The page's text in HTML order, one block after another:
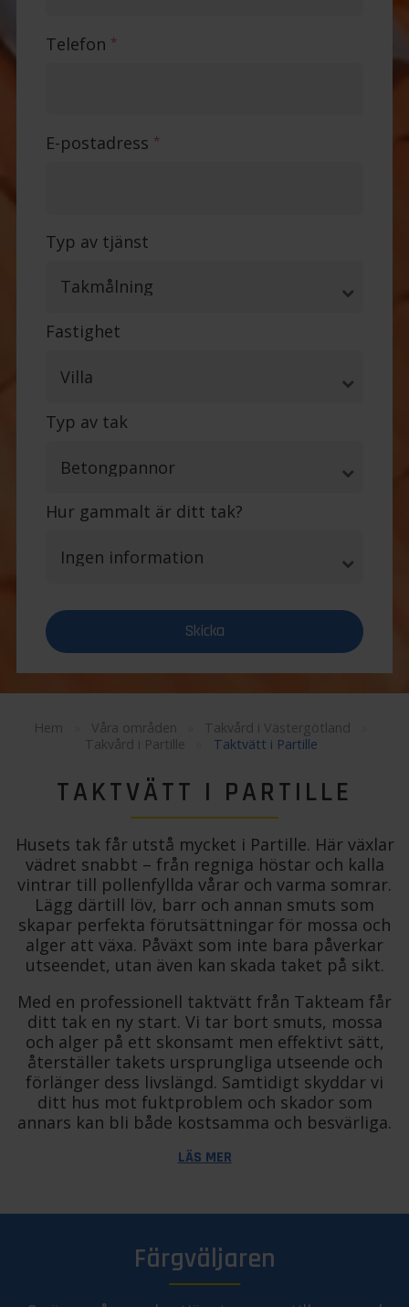
Telefon *
E-postadress *
Typ av tjänst
Fastighet
Typ av tak
Hur gammalt är ditt tak?
Hem Våra områden Takvård i Västergötland
Takvård i Partille
Taktvätt i Partille
TAKTVÄTT I PARTILLE
Husets tak får utstå mycket i Partille. Här växlar
vädret snabbt – från regniga höstar och kalla
vintrar till pollenfyllda vårar och varma somrar.
Lägg därtill löv, barr och annan smuts som
skapar perfekta förutsättningar för mossa och
alger att växa. Påväxt som inte bara påverkar
utseendet, utan även kan skada taket på sikt.
Med en professionell taktvätt från Takteam får
ditt tak en ny start. Vi tar bort smuts, mossa
och alger på ett skonsamt men effektivt sätt,
återställer takets ursprungliga utseende och
förlänger dess livslängd. Samtidigt skyddar vi
ditt hus mot fuktproblem och skador som
annars kan bli både kostsamma och besvärliga.
LÄS MER
Färgväljaren